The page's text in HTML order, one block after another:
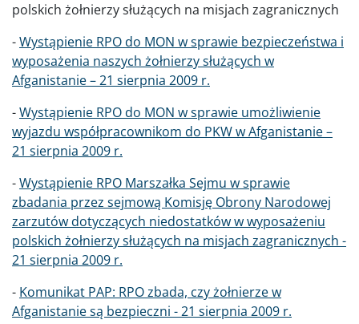
polskich żołnierzy służących na misjach zagranicznych
-Wystąpienie RPO do MON w sprawie bezpieczeństwa i
wyposażenia naszych żołnierzy służących w
Afganistanie – 21 sierpnia 2009 r.
-Wystąpienie RPO do MON w sprawie umożliwienie
wyjazdu współpracownikom do PKW w Afganistanie –
21 sierpnia 2009 r.
-Wystąpienie RPO Marszałka Sejmu w sprawie
zbadania przez sejmową Komisję Obrony Narodowej
zarzutów dotyczących niedostatków w wyposażeniu
polskich żołnierzy służących na misjach zagranicznych -
21 sierpnia 2009 r.
- Komunikat PAP: RPO zbada, czy żołnierze w
Afganistanie są bezpieczni - 21 sierpnia 2009 r.